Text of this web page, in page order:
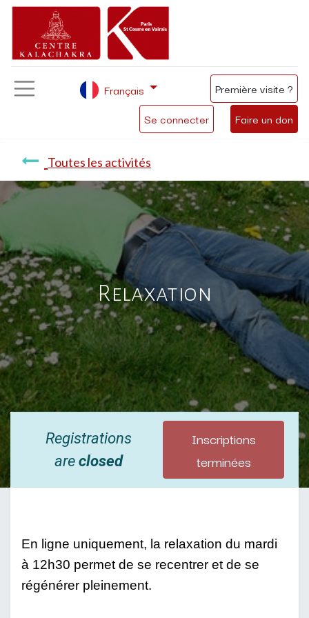
Se connecter Faire un don
Français Première visite ?
Toutes les activités
Relaxation
Registrations
areclosed
Inscriptions
terminées
En ligne uniquement, la relaxation du mardi
à 12h30 permet de se recentrer et de se
régénérer pleinement.